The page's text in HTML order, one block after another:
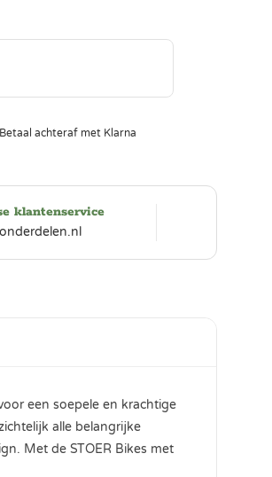
Betaal achteraf met Klarna
klantenservice
een soepele en krachtige
alle belangrijke
Met de STOER Bikes met